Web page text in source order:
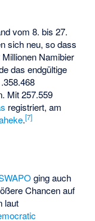
vom 8. bis 27.
sich neu, so dass
Namibier
das endgültige
Mit 257.559
registriert, am
.[7]
ging auch
Chancen auf
laut